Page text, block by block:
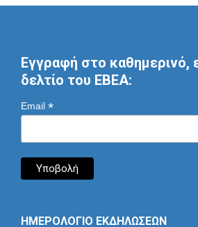
Εγγραφή στο καθημερινό,
δελτίο του ΕΒΕΑ:
Email *
ΗΜΕΡΟΛΟΓΙΟ ΕΚΔΗΛΩΣΕΩΝ